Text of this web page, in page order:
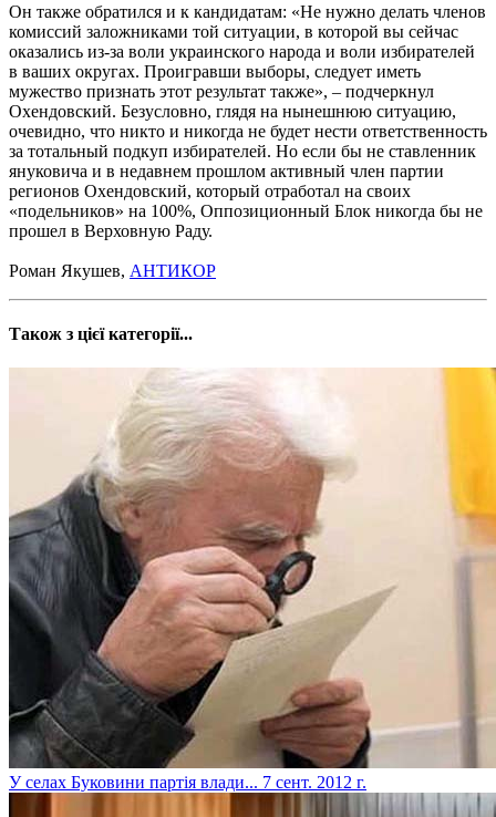
Он также обратился и к кандидатам: «Не нужно делать членов
комиссий заложниками той ситуации, в которой вы сейчас
оказались из-за воли украинского народа и воли избирателей
в ваших округах. Проигравши выборы, следует иметь
мужество признать этот результат также», – подчеркнул
Охендовский. Безусловно, глядя на нынешнюю ситуацию,
очевидно, что никто и никогда не будет нести ответственность
за тотальный подкуп избирателей. Но если бы не ставленник
януковича и в недавнем прошлом активный член партии
регионов Охендовский, который отработал на своих
«подельников» на 100%, Оппозиционный Блок никогда бы не
прошел в Верховную Раду.
Роман Якушев, АНТИКОР
Також з цієї категорії...
У селах Буковини партія влади... 7 сент. 2012 г.